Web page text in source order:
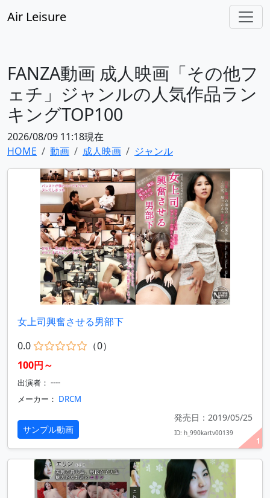
Air Leisure
FANZA動画 成人映画「その他フ
ェチ」ジャンルの人気作品ラン
キングTOP100
2026/08/09 11:18現在
HOME
動画 成人映画 ジャンル
1
女上司興奮させる男部下
0.0
（0）
100円～
出演者： ----
メーカー： DRCM
サンプル動画
発売日：2019/05/25
ID: h_990kartv00139